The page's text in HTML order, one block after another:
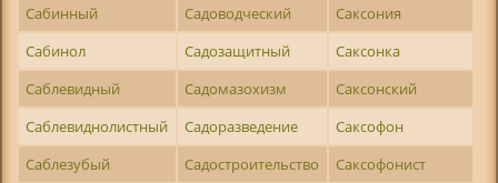
Сабинный
Садоводческий
Саксония
Сабинол
Садозащитный
Саксонка
Саблевидный
Садомазохизм
Саксонский
Саблевиднолистный
Садоразведение
Саксофон
Саблезубый
Садостроительство
Саксофонист